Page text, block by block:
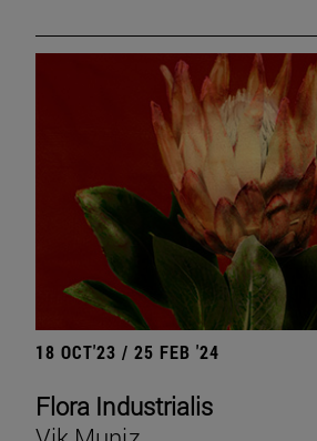
18 OCT'23 / 25 FEB '24
Flora Industrialis